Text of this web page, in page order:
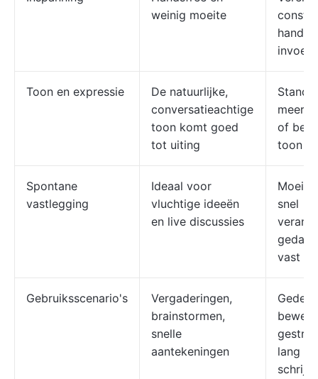
weinig moeite
invoer
Toon en expressie
De natuurlijke,
conversatieachtige
toon komt goed
tot uiting
meer
of
toon
Spontane
vastlegging
Ideaal voor
vluchtige ideeën
en live discussies
snel
vast te
Gebruiksscenario's
Vergaderingen,
brainstormen,
snelle
aantekeningen
lang